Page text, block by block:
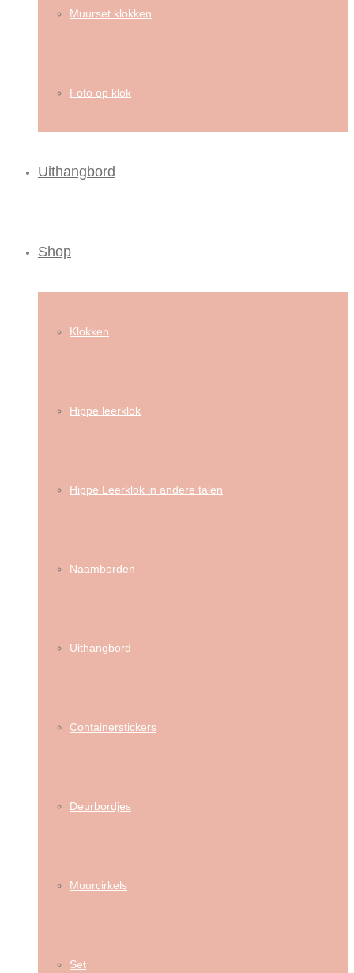
Muurset klokken
Foto op klok
Uithangbord
Shop
Klokken
Hippe leerklok
Hippe Leerklok in andere talen
Naamborden
Uithangbord
Containerstickers
Deurbordjes
Muurcirkels
Set